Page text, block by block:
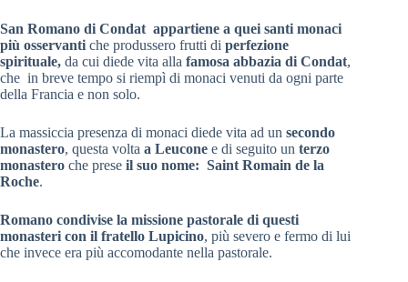
San Romano di Condat appartiene a quei santi monaci
più osservanti che produssero frutti di perfezione
spirituale, da cui diede vita alla famosa abbazia di Condat,
che in breve tempo si riempì di monaci venuti da ogni parte
della Francia e non solo.
La massiccia presenza di monaci diede vita ad un secondo
monastero, questa volta a Leucone e di seguito un terzo
monastero che prese il suo nome: Saint Romain de la
Roche.
Romano condivise la missione pastorale di questi
monasteri con il fratello Lupicino, più severo e fermo di lui
che invece era più accomodante nella pastorale.